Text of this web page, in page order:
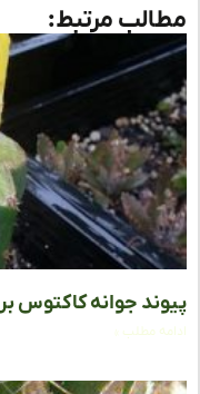
مرتبط:
جوانه کاکتوس بر
مطلب »